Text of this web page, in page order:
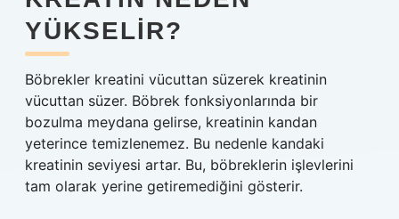
YÜKSELIR?
Böbrekler kreatini vücuttan süzerek kreatinin
vücuttan süzer. Böbrek fonksiyonlarında bir
bozulma meydana gelirse, kreatinin kandan
yeterince temizlenemez. Bu nedenle kandaki
kreatinin seviyesi artar. Bu, böbreklerin işlevlerini
tam olarak yerine getiremediğini gösterir.